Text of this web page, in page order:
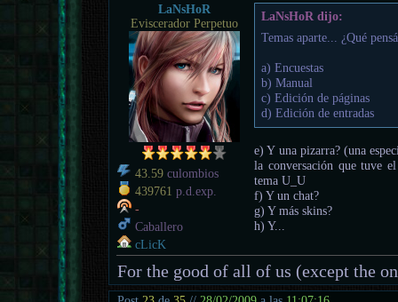
LaNsHoR
Eviscerador Perpetuo
43.59 culombios
439761 p.d.exp.
-
Caballero
cLicK
LaNsHoR dijo:
Temas aparte... ¿Qué
a) Encuestas
b) Manual
c) Edición de páginas
d) Edición de entradas
e) Y una pizarra? (una
la conversación que tuve
tema U_U
f) Y un chat?
g) Y más skins?
h) Y...
For the good of all of us (except the